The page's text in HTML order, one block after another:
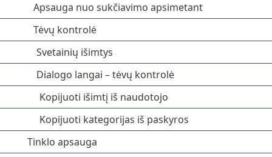
Apsauga nuo sukčiavimo apsimetant
Tėvų kontrolė
Svetainių išimtys
Dialogo langai – tėvų kontrolė
Kopijuoti išimtį iš naudotojo
Kopijuoti kategorijas iš paskyros
Tinklo apsauga